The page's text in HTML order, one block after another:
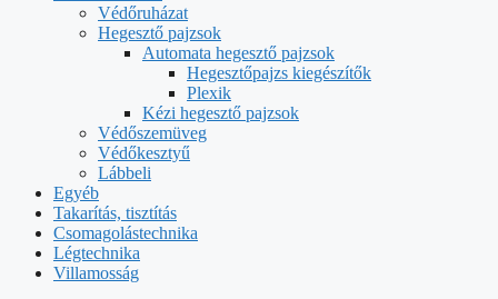
Védőruházat
Hegesztő pajzsok
Automata hegesztő pajzsok
Hegesztőpajzs kiegészítők
Plexik
Kézi hegesztő pajzsok
Védőszemüveg
Védőkesztyű
Lábbeli
Egyéb
Takarítás, tisztítás
Csomagolástechnika
Légtechnika
Villamosság